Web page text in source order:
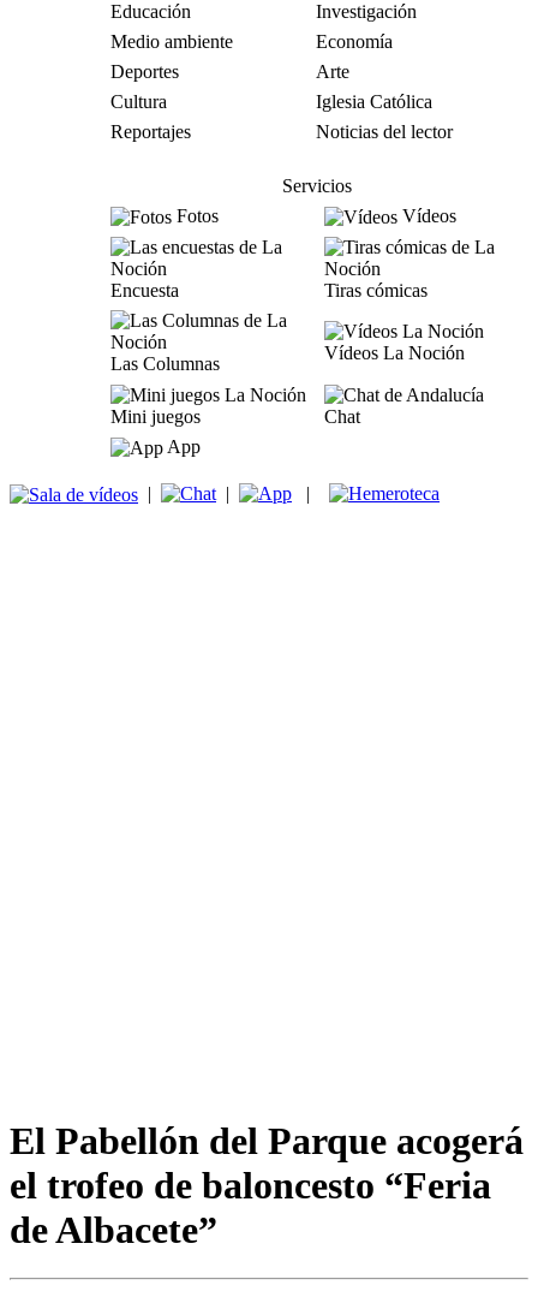
Educación
Investigación
Medio ambiente
Economía
Deportes
Arte
Cultura
Iglesia Católica
Reportajes
Noticias del lector
Servicios
Fotos
Vídeos
Encuesta Tiras cómicas
Las Columnas
Vídeos La Noción
Mini juegos
Chat
App
| | |
El Pabellón del Parque acogerá
el trofeo de baloncesto “Feria
de Albacete”